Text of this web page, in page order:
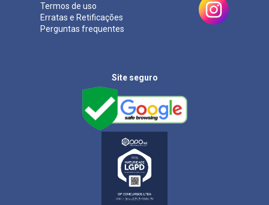
Termos de uso
Erratas e Retificações
Perguntas frequentes
Site seguro